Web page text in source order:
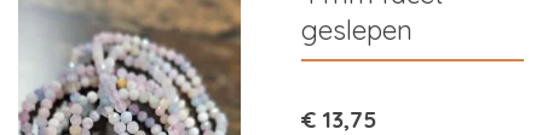
geslepen
€ 13,75